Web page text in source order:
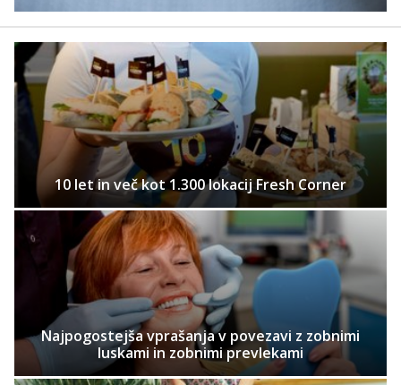
10 let in več kot 1.300 lokacij Fresh Corner
Najpogostejša vprašanja v povezavi z zobnimi
luskami in zobnimi prevlekami